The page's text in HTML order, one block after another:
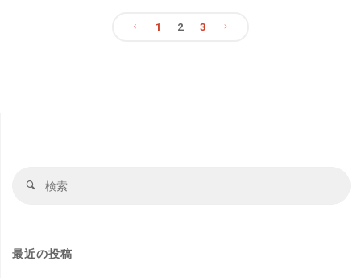
1 2 3
検
最近の投稿